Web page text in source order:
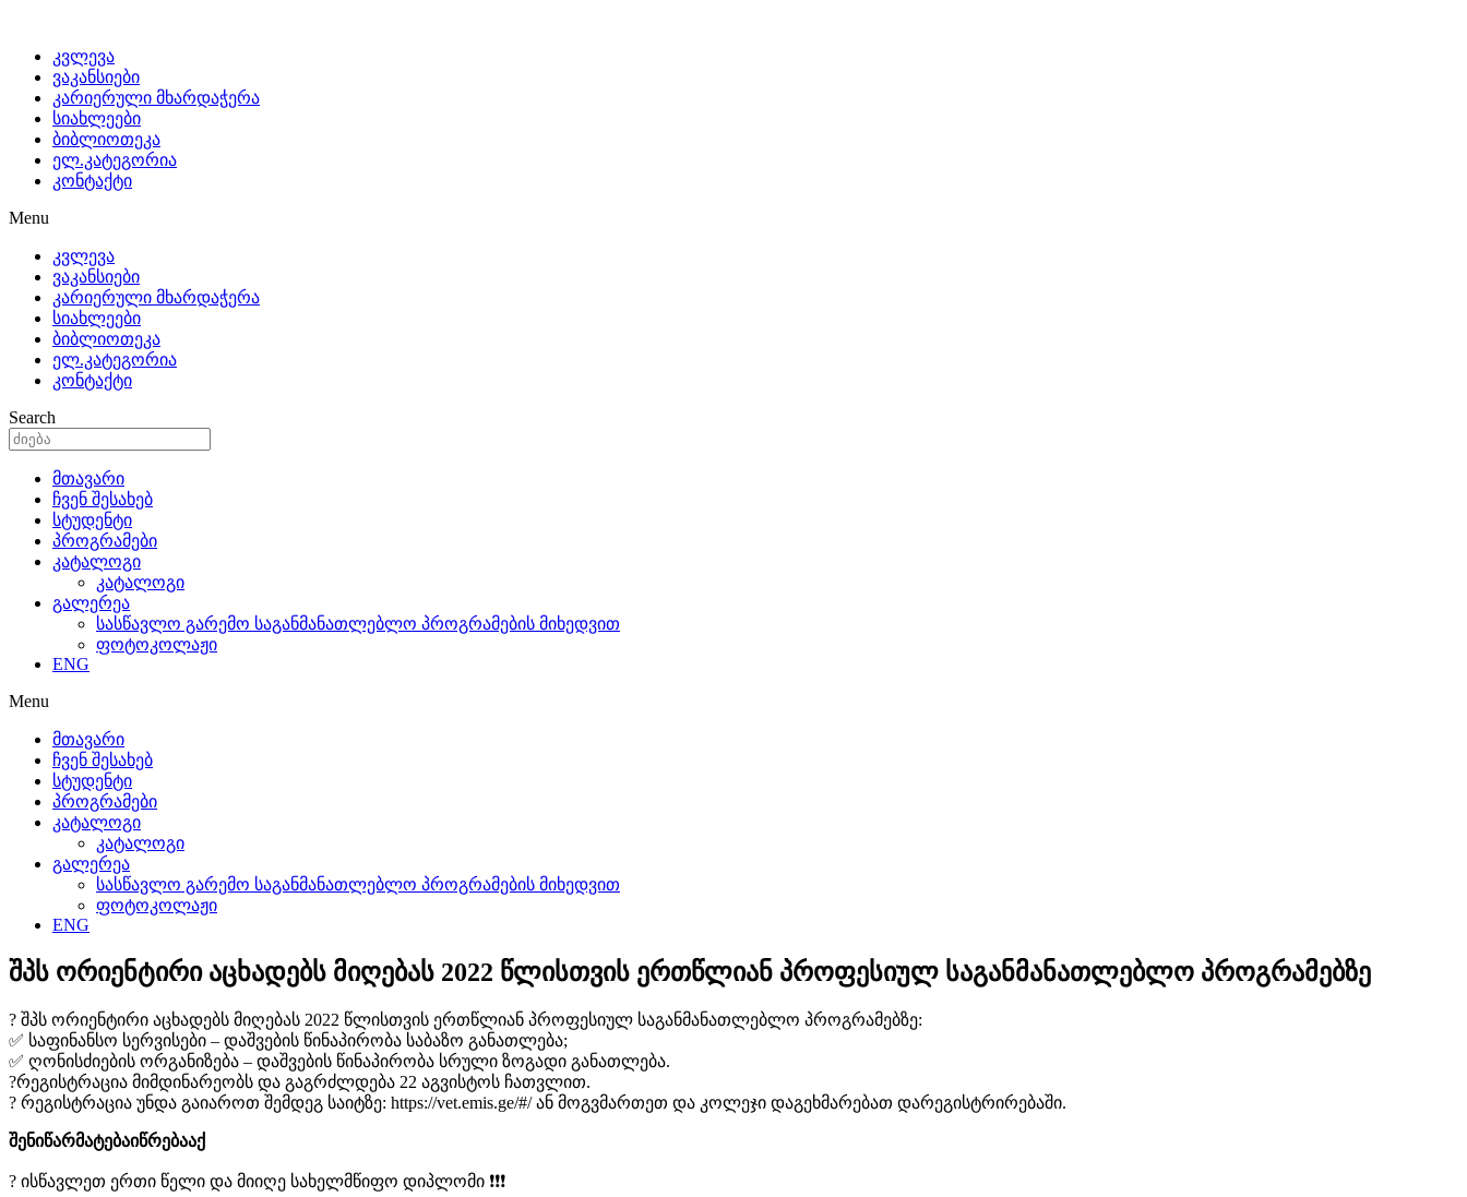
კვლევა
ვაკანსიები
კარიერული მხარდაჭერა
სიახლეები
ბიბლიოთეკა
ელ.კატეგორია
კონტაქტი
Menu
კვლევა
ვაკანსიები
კარიერული მხარდაჭერა
სიახლეები
ბიბლიოთეკა
ელ.კატეგორია
კონტაქტი
Search
მთავარი
ჩვენ შესახებ
სტუდენტი
პროგრამები
კატალოგი
კატალოგი
გალერეა
სასწავლო გარემო საგანმანათლებლო პროგრამების მიხედვით
ფოტოკოლაჟი
ENG
Menu
მთავარი
ჩვენ შესახებ
სტუდენტი
პროგრამები
კატალოგი
კატალოგი
გალერეა
სასწავლო გარემო საგანმანათლებლო პროგრამების მიხედვით
ფოტოკოლაჟი
ENG
შპს ორიენტირი აცხადებს მიღებას 2022 წლისთვის ერთწლიან პროფესიულ საგანმანათლებლო პროგრამებზე
? შპს ორიენტირი აცხადებს მიღებას 2022 წლისთვის ერთწლიან პროფესიულ საგანმანათლებლო პროგრამებზე:
✅ საფინანსო სერვისები – დაშვების წინაპირობა საბაზო განათლება;
✅ ღონისძიების ორგანიზება – დაშვების წინაპირობა სრული ზოგადი განათლება.
?რეგისტრაცია მიმდინარეობს და გაგრძლდება 22 აგვისტოს ჩათვლით.
? რეგისტრაცია უნდა გაიაროთ შემდეგ საიტზე: https://vet.emis.ge/#/ ან მოგვმართეთ და კოლეჯი დაგეხმარებათ დარეგისტრირებაში.
შენიწარმატებაიწრებააქ
? ისწავლეთ ერთი წელი და მიიღე სახელმწიფო დიპლომი ❗️❗️❗️